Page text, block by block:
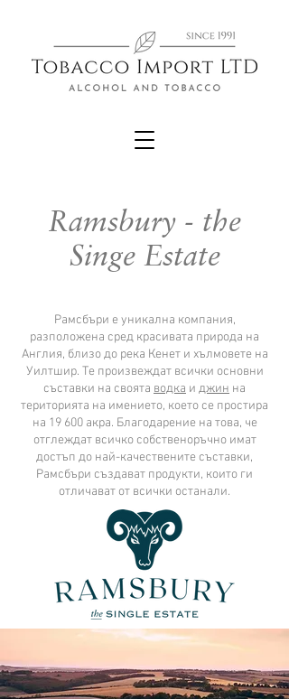
Ramsbury - the
Singe Estate
Рамсбъри е уникална компания,
разположена сред красивата природа на
Англия, близо до река Кенет и хълмовете на
Уилтшир. Те произвеждат всички основни
съставки на своята водка и джин на
територията на имението, което се простира
на 19 600 акра. Благодарение на това, че
отглеждат всичко собственоръчно имат
достъп до най-качествените съставки,
Рамсбъри създават продукти, които ги
отличават от всички останали.